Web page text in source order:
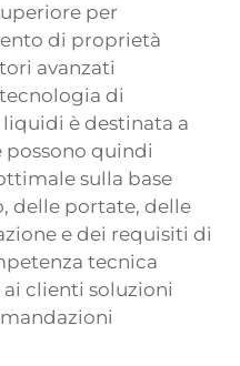
per
di proprietà
avanzati
di
è destinata a
possono quindi
sulla base
delle portate, delle
e dei requisiti di
tecnica
clienti soluzioni